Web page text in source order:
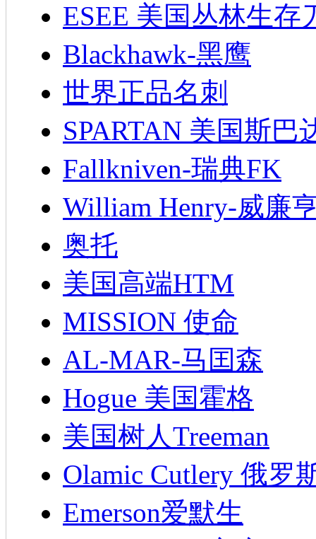
ESEE 美国丛林生存
Blackhawk-黑鹰
世界正品名刺
SPARTAN 美国斯巴
Fallkniven-瑞典FK
William Henry-威廉
奥托
美国高端HTM
MISSION 使命
AL-MAR-马囯森
Hogue 美国霍格
美国树人Treeman
Olamic Cutlery 俄罗
Emerson爱默生